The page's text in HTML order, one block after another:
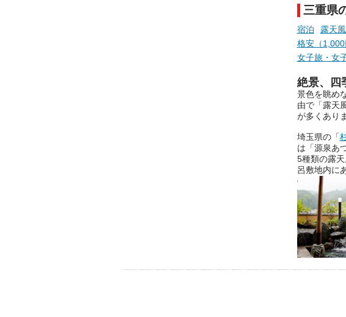
ントも予
チェックし
───
提供元：
【PR】
この記事は
のPR記事
三重県
宿泊 露天
格安（1,000
女子旅・女
絶景、四
景色を眺め
由で「露天
が多くあり
埼玉県の「
は「源泉あ
5種類の露
呂敷地内に